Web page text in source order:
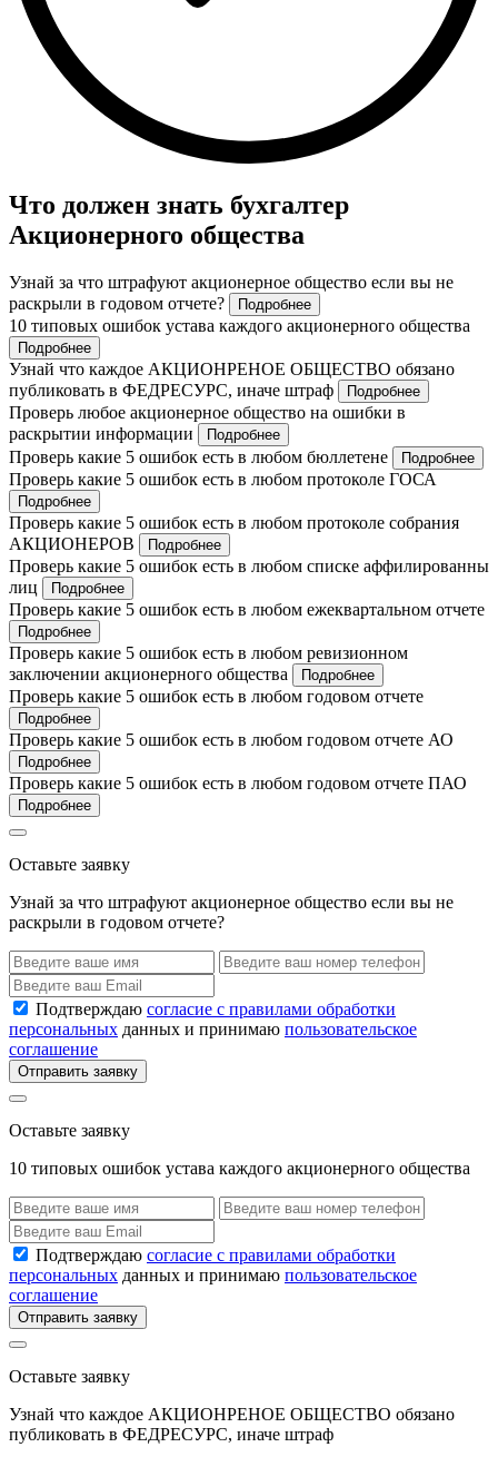
Что должен знать бухгалтер
Акционерного общества
Узнай за что штрафуют акционерное общество если вы не
раскрыли в годовом отчете?
Подробнее
10 типовых ошибок устава каждого акционерного общества
Подробнее
Узнай что каждое АКЦИОНРЕНОЕ ОБЩЕСТВО обязано
публиковать в ФЕДРЕСУРС, иначе штраф
Подробнее
Проверь любое акционерное общество на ошибки в
раскрытии информации
Подробнее
Проверь какие 5 ошибок есть в любом бюллетене Подробнее
Проверь какие 5 ошибок есть в любом протоколе ГОСА
Подробнее
Проверь какие 5 ошибок есть в любом протоколе собрания
АКЦИОНЕРОВ
Подробнее
Проверь какие 5 ошибок есть в любом списке аффилированны
лиц
Подробнее
Проверь какие 5 ошибок есть в любом ежеквартальном отчете
Подробнее
Проверь какие 5 ошибок есть в любом ревизионном
заключении акционерного общества
Подробнее
Проверь какие 5 ошибок есть в любом годовом отчете
Подробнее
Проверь какие 5 ошибок есть в любом годовом отчете АО
Подробнее
Проверь какие 5 ошибок есть в любом годовом отчете ПАО
Подробнее
Оставьте заявку
Узнай за что штрафуют акционерное общество если вы не
раскрыли в годовом отчете?
Подтверждаю согласие с правилами обработки
персональных данных и принимаю пользовательское
соглашение
Отправить заявку
Оставьте заявку
10 типовых ошибок устава каждого акционерного общества
Подтверждаю согласие с правилами обработки
персональных данных и принимаю пользовательское
соглашение
Отправить заявку
Оставьте заявку
Узнай что каждое АКЦИОНРЕНОЕ ОБЩЕСТВО обязано
публиковать в ФЕДРЕСУРС, иначе штраф